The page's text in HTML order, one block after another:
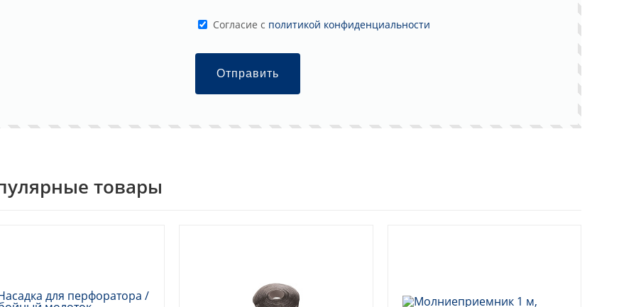
Cогласие с политикой конфиденциальности
Отправить
товары